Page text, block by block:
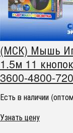
(МСК) Мышь
1.5м 11
3600-4800-
Есть в наличии
Узнать цену